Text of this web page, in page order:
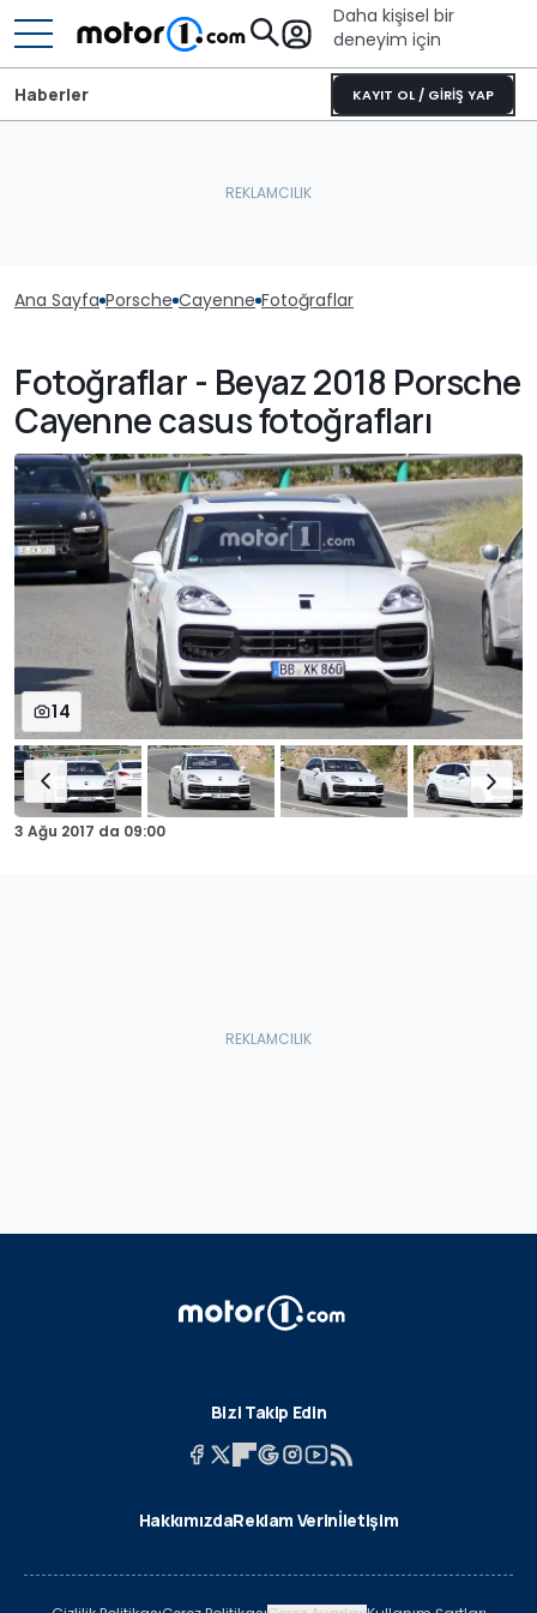
Daha kişisel bir
deneyim için
KAYIT OL / GİRİŞ YAP
Haberler
Ana Sayfa Porsche Cayenne Fotoğraflar
Fotoğraflar - Beyaz 2018 Porsche
Cayenne casus fotoğrafları
14
3 Ağu 2017 da 09:00
Bizi Takip Edin
HakkımızdaReklam Verinİletişim